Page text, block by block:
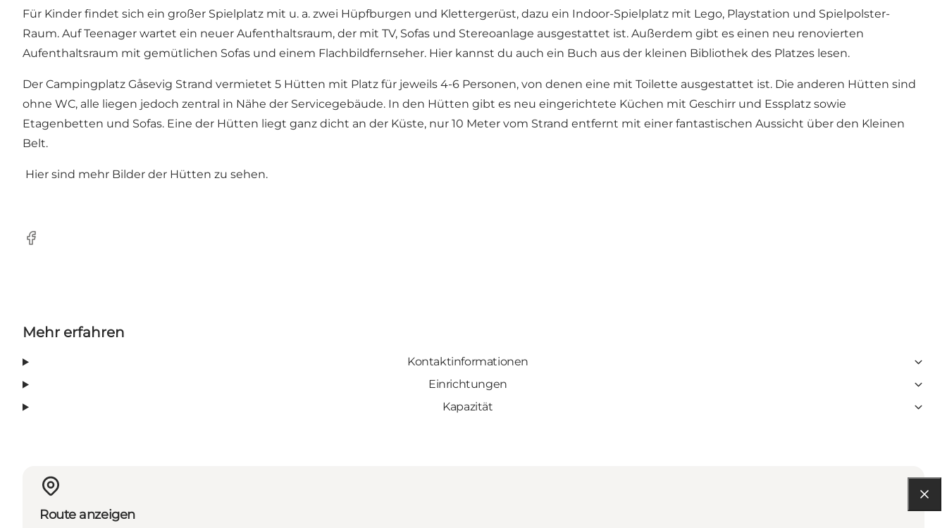
Für Kinder findet sich ein großer Spielplatz mit u. a. zwei Hüpfburgen und Klettergerüst, dazu ein Indoor-Spielplatz mit Lego, Playstation und Spielpolster-
Raum. Auf Teenager wartet ein neuer Aufenthaltsraum, der mit TV, Sofas und Stereoanlage ausgestattet ist. Außerdem gibt es einen neu renovierten
Aufenthaltsraum mit gemütlichen Sofas und einem Flachbildfernseher. Hier kannst du auch ein Buch aus der kleinen Bibliothek des Platzes lesen.
Der Campingplatz Gåsevig Strand vermietet 5 Hütten mit Platz für jeweils 4-6 Personen, von denen eine mit Toilette ausgestattet ist. Die anderen Hütten sind
ohne WC, alle liegen jedoch zentral in Nähe der Servicegebäude. In den Hütten gibt es neu eingerichtete Küchen mit Geschirr und Essplatz sowie
Etagenbetten und Sofas. Eine der Hütten liegt ganz dicht an der Küste, nur 10 Meter vom Strand entfernt mit einer fantastischen Aussicht über den Kleinen
Belt.
Hier sind mehr Bilder der Hütten zu sehen.
Facebook
Mehr erfahren
Kontaktinformationen
Einrichtungen
Kapazität
Route anzeigen